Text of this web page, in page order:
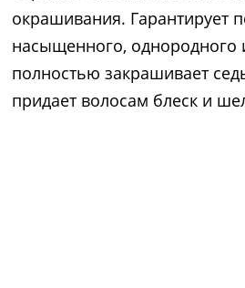
окрашивания. Гарантирует
насыщенного, однородного
полностью закрашивает
придает волосам блеск и